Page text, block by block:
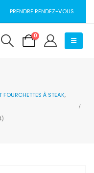
PRENDRE RENDEZ-VOUS
0
FOURCHETTES À STEAK,